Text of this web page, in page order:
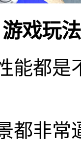
游戏玩
能都
都非